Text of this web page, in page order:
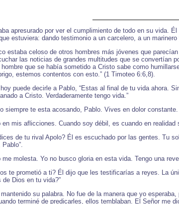
apresurado por ver el cumplimiento de todo en su vida.
estuviera: dando testimonio a un carcelero, a un
estaba celoso de otros hombres más jóvenes que
las noticias de grandes multitudes que se convertían
que se había sometido a Cristo sabe como
estemos contentos con esto.” (1 Timoteo 6:6,8).
puede decirle a Pablo, “Estas al final de tu vida ahora.
a Cristo. Verdaderamente tengo vida.”
siempre te esta acosando, Pablo. Vives en dolor
en mis aflicciones. Cuando soy débil, es cuando en
de tu rival Apolo? Él es escuchado por las gentes. Tu
me molesta. Yo no busco gloria en esta vida. Tengo una
te prometió a ti? Él dijo que les testificarías a reyes. La
de Dios en tu vida?”
mantenido su palabra. No fue de la manera que yo
terminé de predicarles, ellos temblaban. El Señor me